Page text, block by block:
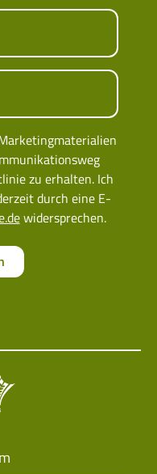
zu erhalten. Ich
durch eine E-
widersprechen.